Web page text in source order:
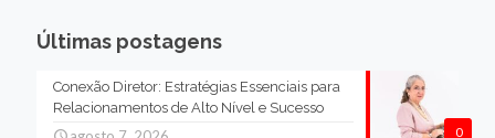
Últimas postagens
0
Conexão Diretor: Estratégias Essenciais para
Relacionamentos de Alto Nível e Sucesso